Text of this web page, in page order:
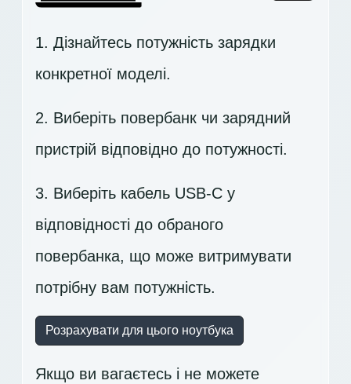
1. Дізнайтесь потужність зарядки
конкретної моделі.
2. Виберіть повербанк чи зарядний
пристрій відповідно до потужності.
3. Виберіть кабель USB-C у
відповідності до обраного
повербанка, що може витримувати
потрібну вам потужність.
Розрахувати для цього ноутбука
Якщо ви вагаєтесь і не можете